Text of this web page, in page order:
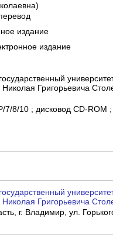
издание
издание
Григорьевича
7/8/10 ; дисковод CD-ROM
Григорьевича
г. Владимир, ул.